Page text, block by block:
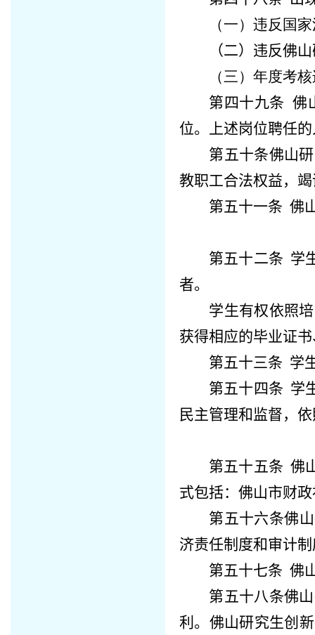
（一）违反国
（二）违反佛
（三）年度考
第四十九条佛
位。上述岗位聘任
第五十条佛山
教职工合法权益，
第五十一条佛
第五十二条 学
者。
学生有权依照
获得相应的毕业证
第五十三条 学
第五十四条 学
民主管理和监督，
第五十五条佛
式包括：佛山市财
第五十六条佛
济责任制度和审计
第五十七条佛
第五十八条佛
利。 佛山研究生创